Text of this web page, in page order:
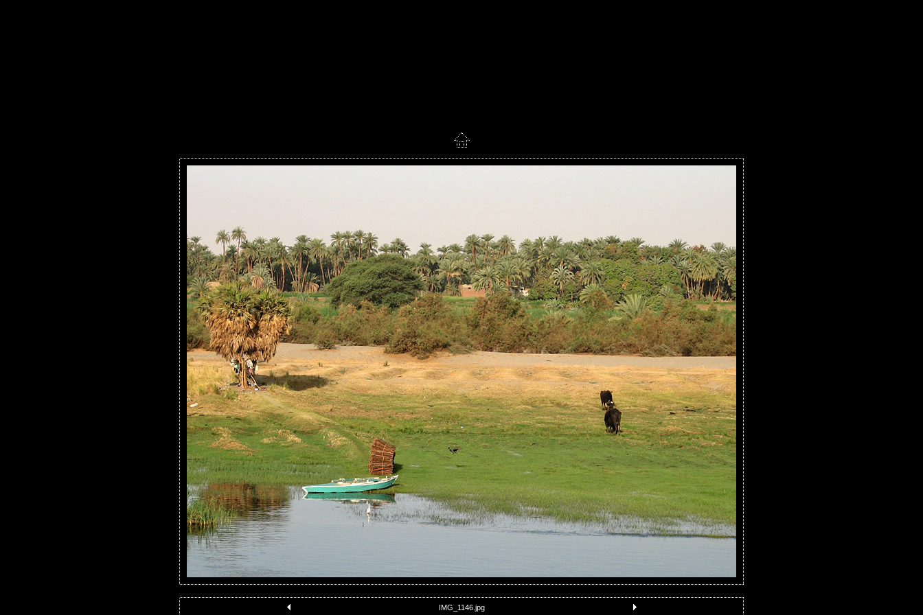
IMG_1146.jpg